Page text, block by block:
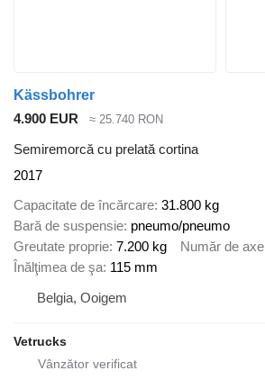
Kässbohrer
4.900 EUR
≈ 25.740 RON
Semiremorcă cu prelată cortina
2017
Capacitate de încărcare 31.800 kg
Bară de suspensie pneumo/pneumo
Greutate proprie 7.200 kg Număr de axe
Înălţimea de şa 115 mm
Belgia, Ooigem
Vetrucks